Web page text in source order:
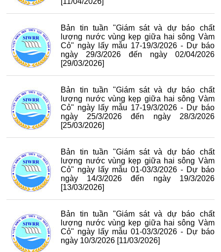
Bản tin tuần "Giám sát và dự báo chất
lượng nước vùng kẹp giữa hai sông Vàm
Cỏ" ngày lấy mẫu 17-19/3/2026 - Dự báo
ngày 29/3/2026 đến ngày 02/04/2026
[29/03/2026]
Bản tin tuần "Giám sát và dự báo chất
lượng nước vùng kẹp giữa hai sông Vàm
Cỏ" ngày lấy mẫu 17-19/3/2026 - Dự báo
ngày 25/3/2026 đến ngày 28/3/2026
[25/03/2026]
Bản tin tuần "Giám sát và dự báo chất
lượng nước vùng kẹp giữa hai sông Vàm
Cỏ" ngày lấy mẫu 01-03/3/2026 - Dự báo
ngày 14/3/2026 đến ngày 19/3/2026
[13/03/2026]
Bản tin tuần "Giám sát và dự báo chất
lượng nước vùng kẹp giữa hai sông Vàm
Cỏ" ngày lấy mẫu 01-03/3/2026 - Dự báo
ngày 10/3/2026 [11/03/2026]